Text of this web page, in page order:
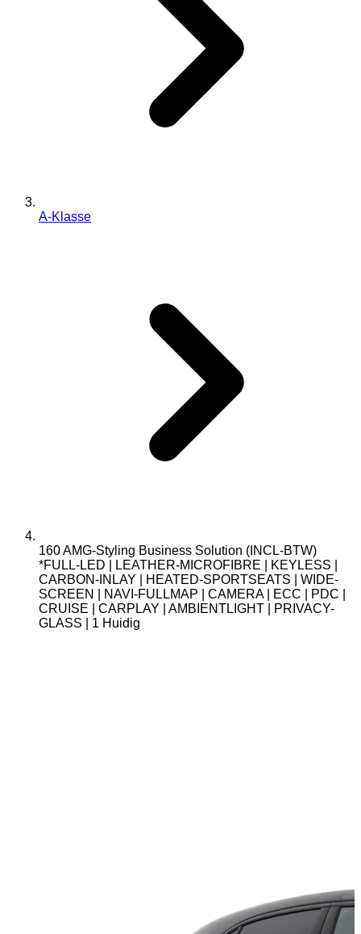
A-Klasse
160 AMG-Styling Business Solution (INCL-BTW)
*FULL-LED | LEATHER-MICROFIBRE | KEYLESS |
CARBON-INLAY | HEATED-SPORTSEATS | WIDE-
SCREEN | NAVI-FULLMAP | CAMERA | ECC | PDC |
CRUISE | CARPLAY | AMBIENTLIGHT | PRIVACY-
GLASS | 1 Huidig